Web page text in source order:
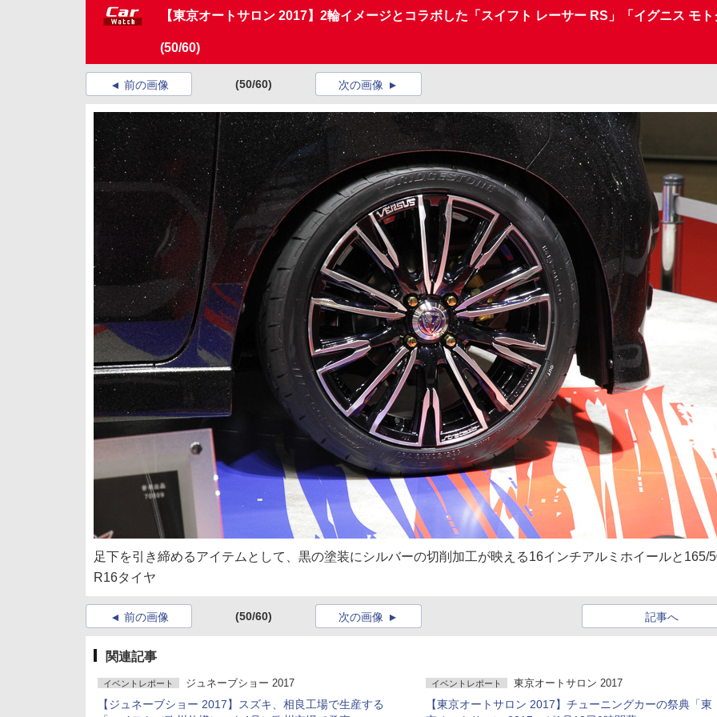
【東京オートサロン 2017】2輪イメージとコラボした「スイフト レーサー RS」「イグニス モ
(50/60)
前の画像 (50/60) 次の画像
足下を引き締めるアイテムとして、黒の塗装にシルバーの切削加工が映える16インチアルミホイールと165/
R16タイヤ
前の画像 (50/60) 記事へ
次の画像
関連記事
イベントレポート ジュネーブショー 2017
【ジュネーブショー 2017】スズキ、相良工場で生産する
イベントレポート 東京オートサロン 2017
【東京オートサロン 2017】チューニングカーの祭典「東